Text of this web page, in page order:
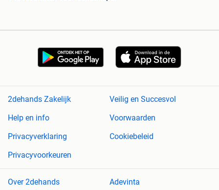
2dehands Zakelijk
Veilig en Succesvol
Help en info
Voorwaarden
Privacyverklaring
Cookiebeleid
Privacyvoorkeuren
Over 2dehands Adevinta